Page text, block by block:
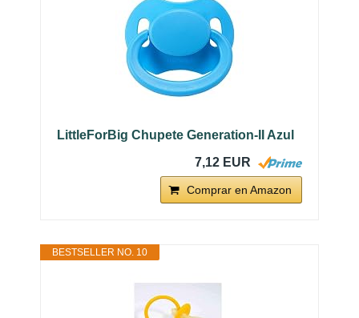
LittleForBig Chupete Generation-II Azul
7,12 EUR
Comprar en Amazon
BESTSELLER NO. 10